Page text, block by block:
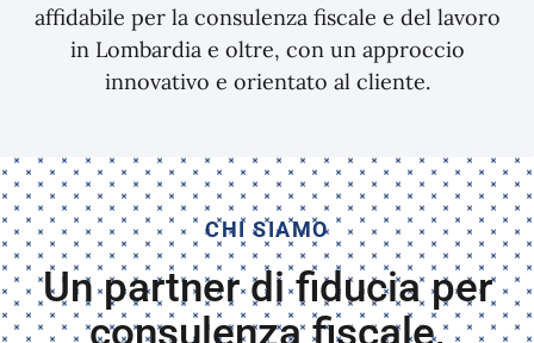
affidabile per la consulenza fiscale e del lavoro
in Lombardia e oltre, con un approccio
innovativo e orientato al cliente.
CHI SIAMO
Un partner di fiducia per
consulenza fiscale,